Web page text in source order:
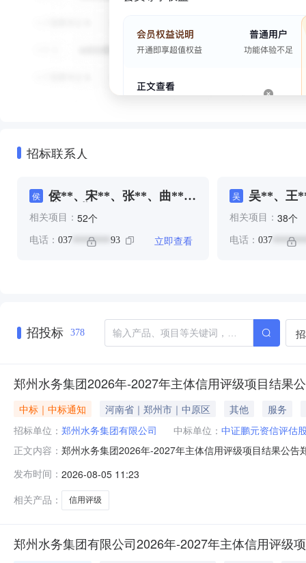
招标联系人
侯
侯**、宋**、张**、曲**、
相关项目： 52个
电话： 037 ******** 93 立即查看
吴 吴**、王
相关项目： 38个
电话： 037
招投标 378
郑州水务集团2026年-2027年主体信用评级项目结果
中标｜中标通知 河南省｜郑州市｜中原区 其他
服务
招标单位： 郑州水务集团有限公司 中标单位： 中证鹏元资信评估
正文内容： 郑州水务集团2026年-2027年主体信用评级项目结果公
三、评审地点：郑州水务集团有限公司智慧大楼。四、
发布时间： 2026-08-05 11:23
相关产品：
信用评级
郑州水务集团有限公司2026年-2027年主体信用评级